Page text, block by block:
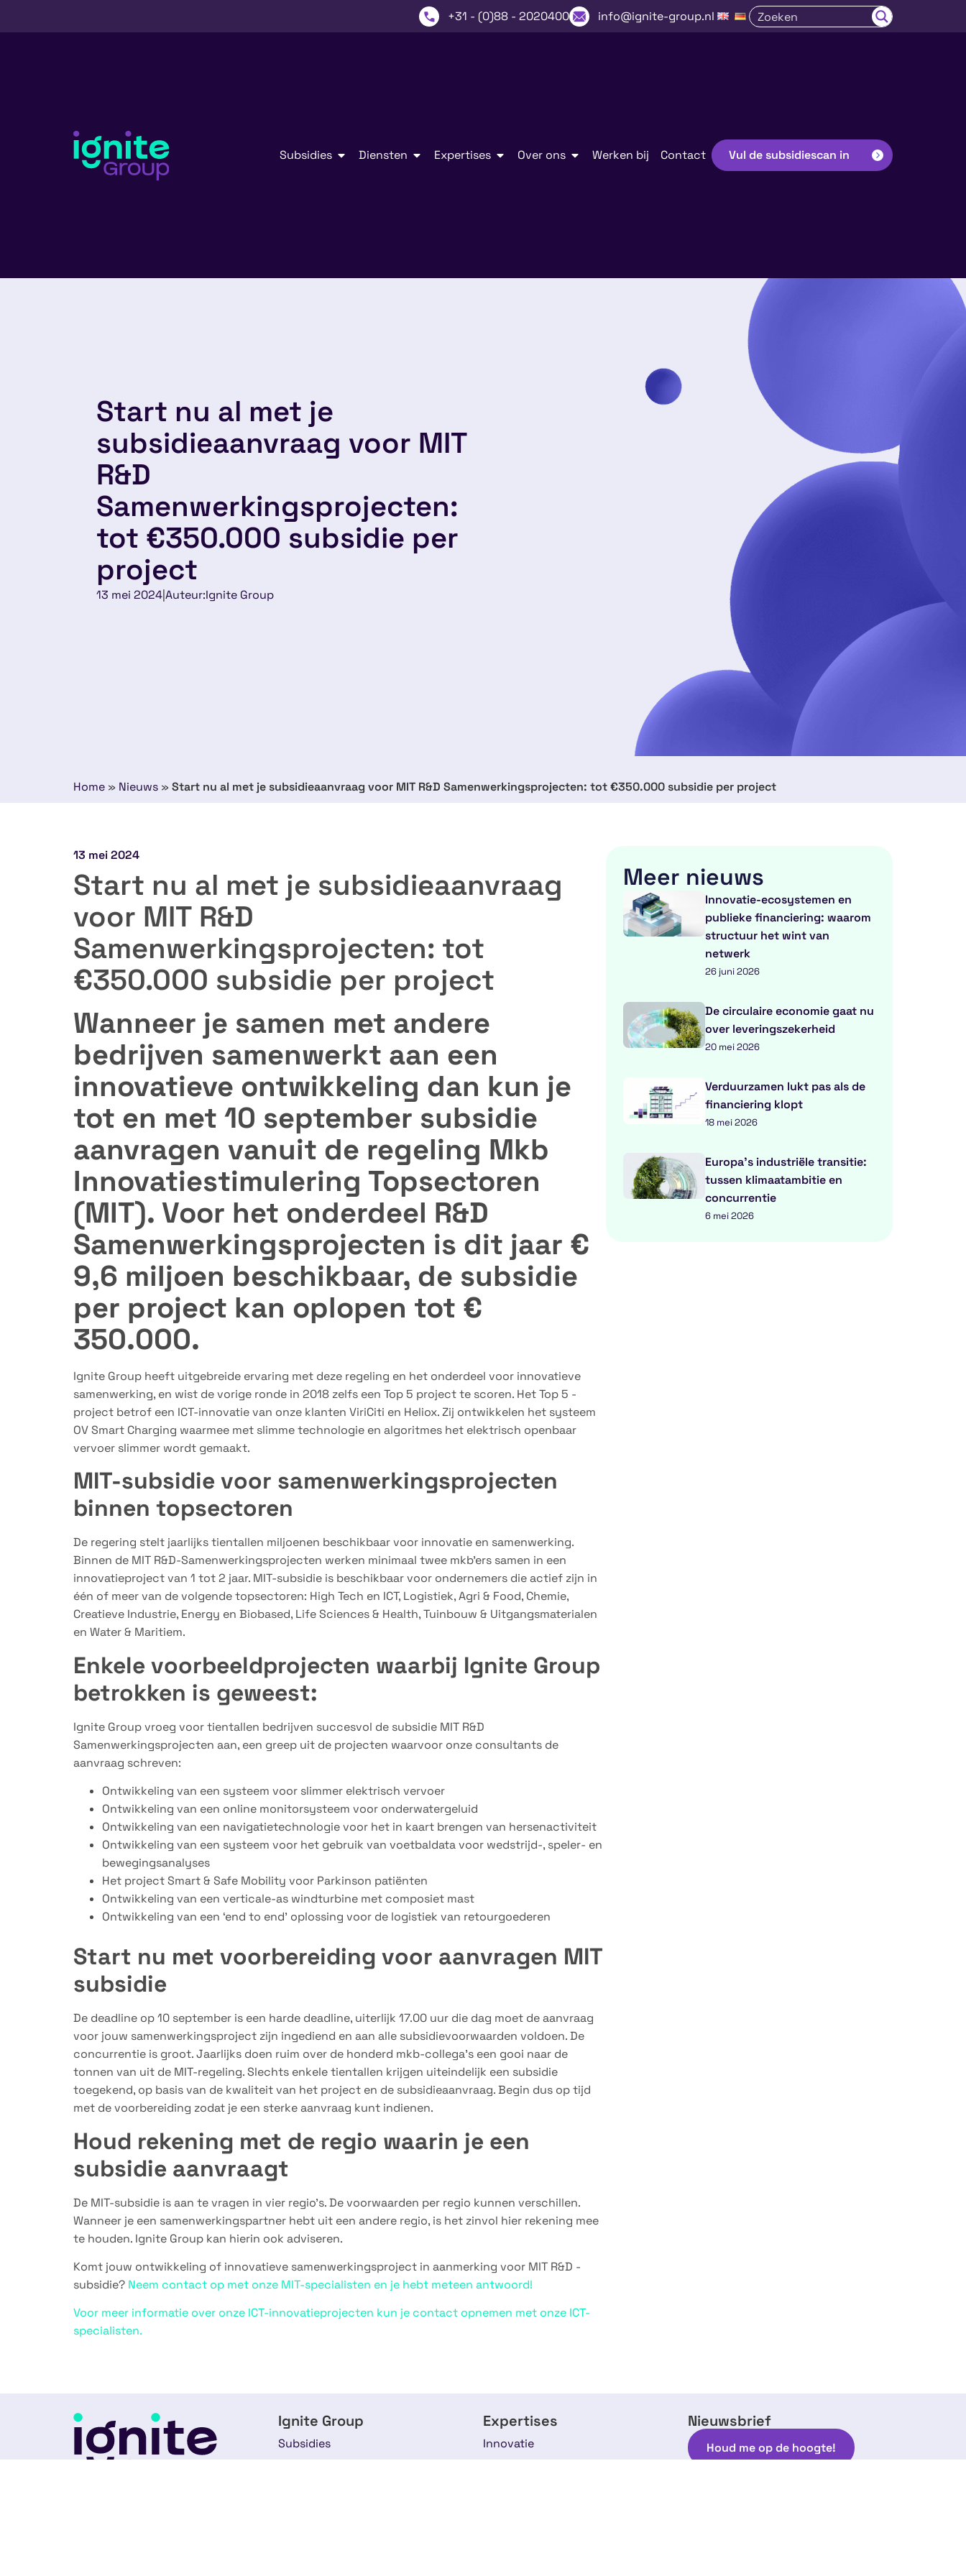
+31 - (0)88 - 2020400 info@ignite-group.nl
Subsidies Diensten Expertises Over ons Werken bij Contact Vul de subsidiescan in
Start nu al met je
subsidieaanvraag voor MIT
R&D
Samenwerkingsprojecten:
tot €350.000 subsidie per
project
13 mei 2024|Auteur:Ignite Group
Home » Nieuws » Start nu al met je subsidieaanvraag voor MIT R&D Samenwerkingsprojecten: tot €350.000 subsidie per project
13 mei 2024
Start nu al met je subsidieaanvraag
voor MIT R&D
Samenwerkingsprojecten: tot
€350.000 subsidie per project
Wanneer je samen met andere
bedrijven samenwerkt aan een
innovatieve ontwikkeling dan kun je
tot en met 10 september subsidie
aanvragen vanuit de regeling Mkb
Innovatiestimulering Topsectoren
(MIT). Voor het onderdeel R&D
Samenwerkingsprojecten is dit jaar €
9,6 miljoen beschikbaar, de subsidie
per project kan oplopen tot €
350.000.
Ignite Group heeft uitgebreide ervaring met deze regeling en het onderdeel voor innovatieve
samenwerking, en wist de vorige ronde in 2018 zelfs een Top 5 project te scoren. Het Top 5 -
project betrof een ICT-innovatie van onze klanten ViriCiti en Heliox. Zij ontwikkelen het systeem
OV Smart Charging waarmee met slimme technologie en algoritmes het elektrisch openbaar
vervoer slimmer wordt gemaakt.
MIT-subsidie voor samenwerkingsprojecten
binnen topsectoren
De regering stelt jaarlijks tientallen miljoenen beschikbaar voor innovatie en samenwerking.
Binnen de MIT R&D-Samenwerkingsprojecten werken minimaal twee mkb’ers samen in een
innovatieproject van 1 tot 2 jaar. MIT-subsidie is beschikbaar voor ondernemers die actief zijn in
één of meer van de volgende topsectoren: High Tech en ICT, Logistiek, Agri & Food, Chemie,
Creatieve Industrie, Energy en Biobased, Life Sciences & Health, Tuinbouw & Uitgangsmaterialen
en Water & Maritiem.
Enkele voorbeeldprojecten waarbij Ignite Group
betrokken is geweest:
Ignite Group vroeg voor tientallen bedrijven succesvol de subsidie MIT R&D
Samenwerkingsprojecten aan, een greep uit de projecten waarvoor onze consultants de
aanvraag schreven:
Ontwikkeling van een systeem voor slimmer elektrisch vervoer
Ontwikkeling van een online monitorsysteem voor onderwatergeluid
Ontwikkeling van een navigatietechnologie voor het in kaart brengen van hersenactiviteit
Ontwikkeling van een systeem voor het gebruik van voetbaldata voor wedstrijd-, speler- en
bewegingsanalyses
Het project Smart & Safe Mobility voor Parkinson patiënten
Ontwikkeling van een verticale-as windturbine met composiet mast
Ontwikkeling van een ‘end to end’ oplossing voor de logistiek van retourgoederen
Start nu met voorbereiding voor aanvragen MIT
subsidie
De deadline op 10 september is een harde deadline, uiterlijk 17.00 uur die dag moet de aanvraag
voor jouw samenwerkingsproject zijn ingediend en aan alle subsidievoorwaarden voldoen. De
concurrentie is groot. Jaarlijks doen ruim over de honderd mkb-collega’s een gooi naar de
tonnen van uit de MIT-regeling. Slechts enkele tientallen krijgen uiteindelijk een subsidie
toegekend, op basis van de kwaliteit van het project en de subsidieaanvraag. Begin dus op tijd
met de voorbereiding zodat je een sterke aanvraag kunt indienen.
Houd rekening met de regio waarin je een
subsidie aanvraagt
De MIT-subsidie is aan te vragen in vier regio’s. De voorwaarden per regio kunnen verschillen.
Wanneer je een samenwerkingspartner hebt uit een andere regio, is het zinvol hier rekening mee
te houden. Ignite Group kan hierin ook adviseren.
Komt jouw ontwikkeling of innovatieve samenwerkingsproject in aanmerking voor MIT R&D -
subsidie? Neem contact op met onze MIT-specialisten en je hebt meteen antwoord!
Voor meer informatie over onze ICT-innovatieprojecten kun je contact opnemen met onze ICT-
specialisten.
Meer nieuws
Innovatie-ecosystemen en
publieke financiering: waarom
structuur het wint van
netwerk
26 juni 2026
De circulaire economie gaat nu
over leveringszekerheid
20 mei 2026
Verduurzamen lukt pas als de
financiering klopt
18 mei 2026
Europa’s industriële transitie:
tussen klimaatambitie en
concurrentie
6 mei 2026
Ignite Group
Subsidies
Expertises
Innovatie
Nieuwsbrief
Houd me op de hoogte!